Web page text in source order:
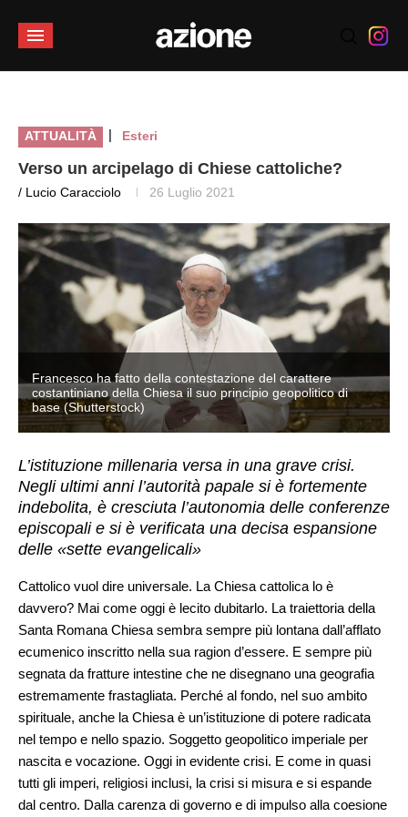
ATTUALITÀ | Esteri
Verso un arcipelago di Chiese cattoliche?
/ Lucio Caracciolo 26 Luglio 2021
Francesco ha fatto della contestazione del carattere
costantiniano della Chiesa il suo principio geopolitico di
base (Shutterstock)
L’istituzione millenaria versa in una grave crisi.
Negli ultimi anni l’autorità papale si è fortemente
indebolita, è cresciuta l’autonomia delle conferenze
episcopali e si è verificata una decisa espansione
delle «sette evangelicali»
Cattolico vuol dire universale. La Chiesa cattolica lo è
davvero? Mai come oggi è lecito dubitarlo. La traiettoria della
Santa Romana Chiesa sembra sempre più lontana dall’afflato
ecumenico inscritto nella sua ragion d’essere. E sempre più
segnata da fratture intestine che ne disegnano una geografia
estremamente frastagliata. Perché al fondo, nel suo ambito
spirituale, anche la Chiesa è un’istituzione di potere radicata
nel tempo e nello spazio. Soggetto geopolitico imperiale per
nascita e vocazione. Oggi in evidente crisi. E come in quasi
tutti gli imperi, religiosi inclusi, la crisi si misura e si espande
dal centro. Dalla carenza di governo e di impulso alla coesione